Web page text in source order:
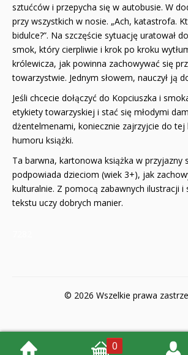
sztućców i przepycha się w autobusie. W
przy wszystkich w nosie. „Ach, katastrofa.
bidulce?”. Na szczęście sytuację uratował
smok, który cierpliwie i krok po kroku
królewicza, jak powinna zachowywać się
towarzystwie. Jednym słowem, nauczył ją
Jeśli chcecie dołączyć do Kopciuszka i
etykiety towarzyskiej i stać się młodymi
dżentelmenami, koniecznie zajrzyjcie do tej
humoru książki.
Ta barwna, kartonowa książka w przyjazny
podpowiada dzieciom (wiek 3+), jak
kulturalnie. Z pomocą zabawnych ilustracji i
tekstu uczy dobrych manier.
© 2026 Wszelkie prawa
0